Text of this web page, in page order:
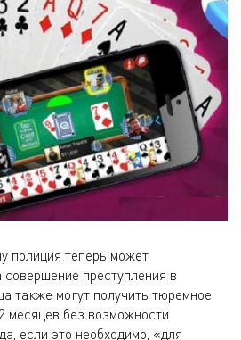
полиция теперь может
преступления в
также могут получить тюремное
месяцев без возможности
если это необходимо, «для